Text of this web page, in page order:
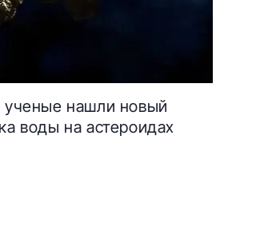
ученые нашли новый
воды на астероидах